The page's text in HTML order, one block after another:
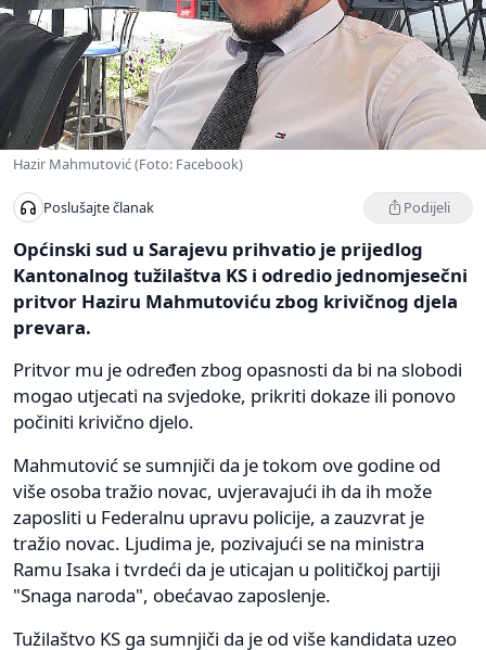
Hazir Mahmutović (Foto: Facebook)
Poslušajte članak Podijeli
Općinski sud u Sarajevu prihvatio je prijedlog
Kantonalnog tužilaštva KS i odredio jednomjesečni
pritvor Haziru Mahmutoviću zbog krivičnog djela
prevara.
Pritvor mu je određen zbog opasnosti da bi na slobodi
mogao utjecati na svjedoke, prikriti dokaze ili ponovo
počiniti krivično djelo.
Mahmutović se sumnjiči da je tokom ove godine od
više osoba tražio novac, uvjeravajući ih da ih može
zaposliti u Federalnu upravu policije, a zauzvrat je
tražio novac. Ljudima je, pozivajući se na ministra
Ramu Isaka i tvrdeći da je uticajan u političkoj partiji
"Snaga naroda", obećavao zaposlenje.
Tužilaštvo KS ga sumnjiči da je od više kandidata uzeo